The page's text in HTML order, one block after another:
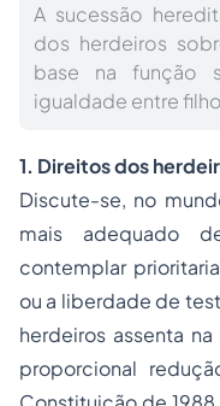
A sucessão
dos herdeiros
base na função
igualdade entre
1. Direitos dos
Discute-se, no
mais adequado
contemplar
ou a liberdade de
herdeiros assenta
proporcional